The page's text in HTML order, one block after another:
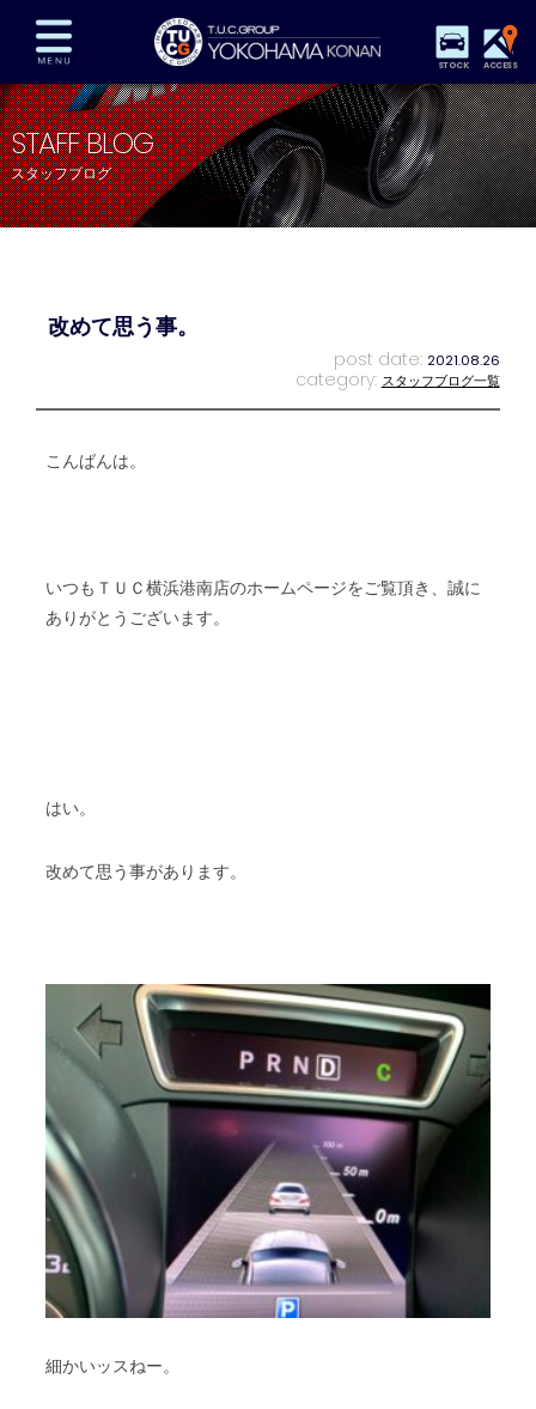
STOCK ACCESS
在庫車両情報 保証&サービス パーツリスト
TUCとは？ 店舗情報 アクセスマップ
全国納車 特別作業 注文販売
STAFF BLOG
スタッフブログ
改めて思う事。
post date: 2021.08.26
category: スタッフブログ一覧
こんばんは。
いつもＴＵＣ横浜港南店のホームページをご覧頂き、誠に
ありがとうございます。
はい。
改めて思う事があります。
細かいッスねー。